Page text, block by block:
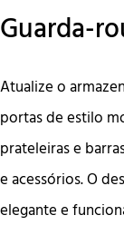
Guarda-
Atualize o
portas de estilo
prateleiras e
e acessórios. O
elegante e